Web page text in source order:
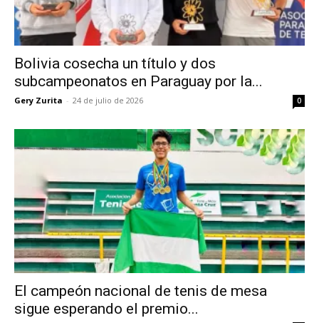
Bolivia cosecha un título y dos
subcampeonatos en Paraguay por la...
Gery Zurita - 24 de julio de 2026 0
El campeón nacional de tenis de mesa
sigue esperando el premio...